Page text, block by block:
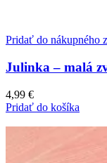
Pridať do nákupného
Julinka – malá
4,99 €
Pridať do košíka